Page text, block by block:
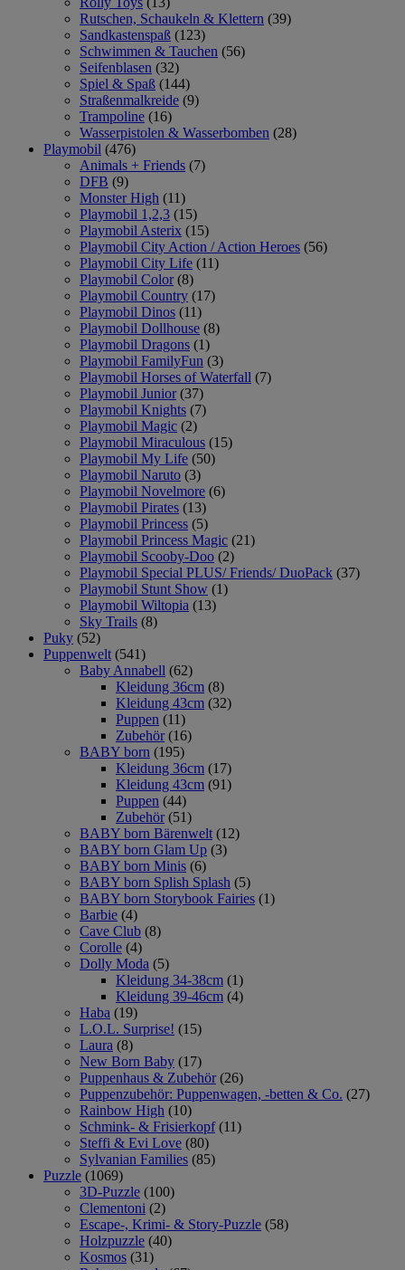
Rutschen, Schaukeln & Klettern (39)
Sandkastenspaß (123)
Schwimmen & Tauchen (56)
Seifenblasen (32)
Spiel & Spaß (144)
Straßenmalkreide (9)
Trampoline (16)
Wasserpistolen & Wasserbomben (28)
Playmobil (476)
Animals + Friends (7)
DFB (9)
Monster High (11)
Playmobil 1,2,3 (15)
Playmobil Asterix (15)
Playmobil City Action / Action Heroes (56)
Playmobil City Life (11)
Playmobil Color (8)
Playmobil Country (17)
Playmobil Dinos (11)
Playmobil Dollhouse (8)
Playmobil Dragons (1)
Playmobil FamilyFun (3)
Playmobil Horses of Waterfall (7)
Playmobil Junior (37)
Playmobil Knights (7)
Playmobil Magic (2)
Playmobil Miraculous (15)
Playmobil My Life (50)
Playmobil Naruto (3)
Playmobil Novelmore (6)
Playmobil Pirates (13)
Playmobil Princess (5)
Playmobil Princess Magic (21)
Playmobil Scooby-Doo (2)
Playmobil Special PLUS/ Friends/ DuoPack (37)
Playmobil Stunt Show (1)
Playmobil Wiltopia (13)
Sky Trails (8)
Puky (52)
Puppenwelt (541)
Baby Annabell (62)
Kleidung 36cm (8)
Kleidung 43cm (32)
Puppen (11)
Zubehör (16)
BABY born (195)
Kleidung 36cm (17)
Kleidung 43cm (91)
Puppen (44)
Zubehör (51)
BABY born Bärenwelt (12)
BABY born Glam Up (3)
BABY born Minis (6)
BABY born Splish Splash (5)
BABY born Storybook Fairies (1)
Barbie (4)
Cave Club (8)
Corolle (4)
Dolly Moda (5)
Kleidung 34-38cm (1)
Kleidung 39-46cm (4)
Haba (19)
L.O.L. Surprise! (15)
Laura (8)
New Born Baby (17)
Puppenhaus & Zubehör (26)
Puppenzubehör: Puppenwagen, -betten & Co. (27)
Rainbow High (10)
Schmink- & Frisierkopf (11)
Steffi & Evi Love (80)
Sylvanian Families (85)
Puzzle (1069)
3D-Puzzle (100)
Clementoni (2)
Escape-, Krimi- & Story-Puzzle (58)
Holzpuzzle (40)
Kosmos (31)